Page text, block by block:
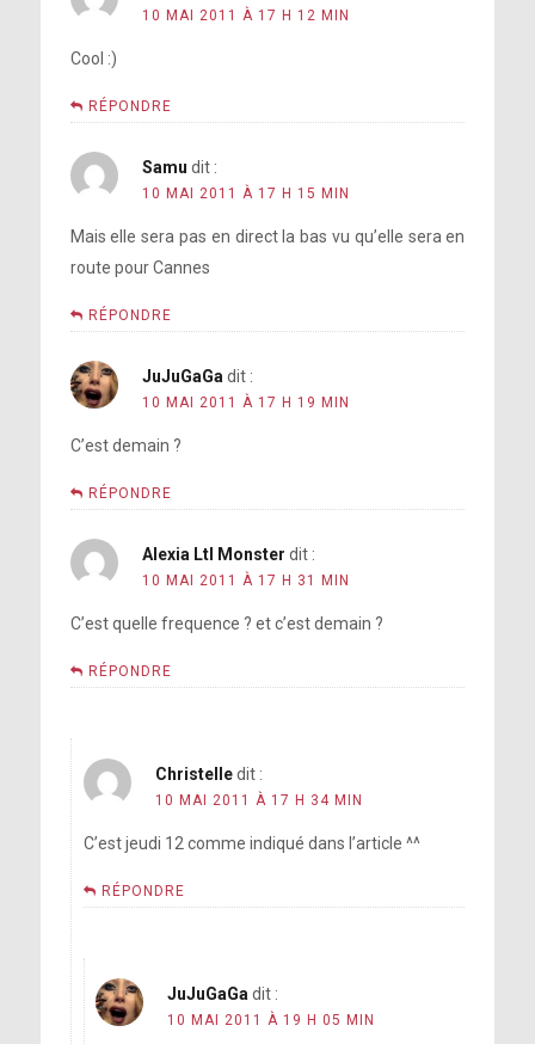
10 MAI 2011 À 17 H 12 MIN
Cool :)
RÉPONDRE
Samu dit :
10 MAI 2011 À 17 H 15 MIN
Mais elle sera pas en direct la bas vu qu’elle sera en
route pour Cannes
RÉPONDRE
JuJuGaGa dit :
10 MAI 2011 À 17 H 19 MIN
C’est demain ?
RÉPONDRE
Alexia Ltl Monster dit :
10 MAI 2011 À 17 H 31 MIN
C’est quelle frequence ? et c’est demain ?
RÉPONDRE
Christelle dit :
10 MAI 2011 À 17 H 34 MIN
C’est jeudi 12 comme indiqué dans l’article ^^
RÉPONDRE
JuJuGaGa dit :
10 MAI 2011 À 19 H 05 MIN